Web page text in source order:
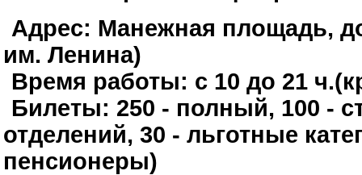
Адрес: Манежная площадь,
им. Ленина)
Время работы: с 10 до 21
Билеты: 250 - полный, 100 -
отделений, 30 - льготные
пенсионеры)